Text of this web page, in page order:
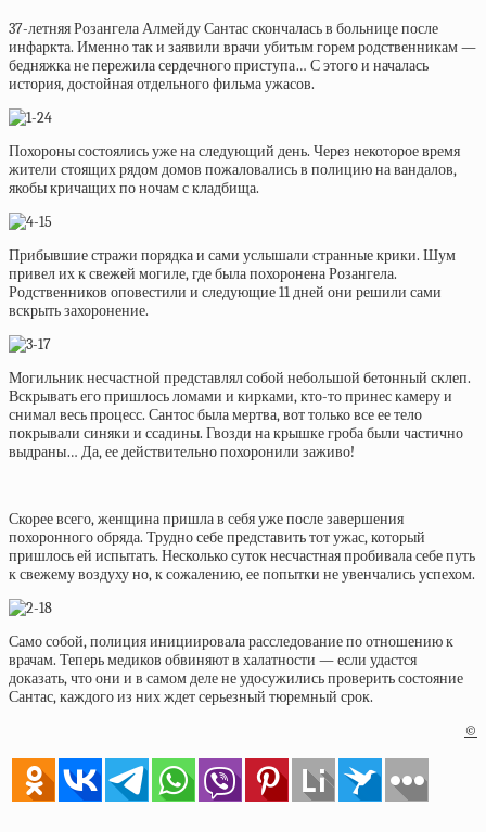
37-летняя Розангела Алмейду Сантас скончалась в больнице после
инфаркта. Именно так и заявили врачи убитым горем родственникам —
бедняжка не пережила сердечного приступа… С этого и началась
история, достойная отдельного фильма ужасов.
Похороны состоялись уже на следующий день. Через некоторое время
жители стоящих рядом домов пожаловались в полицию на вандалов,
якобы кричащих по ночам с кладбища.
Прибывшие стражи порядка и сами услышали странные крики. Шум
привел их к свежей могиле, где была похоронена Розангела.
Родственников оповестили и следующие 11 дней они решили сами
вскрыть захоронение.
Могильник несчастной представлял собой небольшой бетонный склеп.
Вскрывать его пришлось ломами и кирками, кто-то принес камеру и
снимал весь процесс. Сантос была мертва, вот только все ее тело
покрывали синяки и ссадины. Гвозди на крышке гроба были частично
выдраны… Да, ее действительно похоронили заживо!
Скорее всего, женщина пришла в себя уже после завершения
похоронного обряда. Трудно себе представить тот ужас, который
пришлось ей испытать. Несколько суток несчастная пробивала себе путь
к свежему воздуху но, к сожалению, ее попытки не увенчались успехом.
Само собой, полиция инициировала расследование по отношению к
врачам. Теперь медиков обвиняют в халатности — если удастся
доказать, что они и в самом деле не удосужились проверить состояние
Сантас, каждого из них ждет серьезный тюремный срок.
©